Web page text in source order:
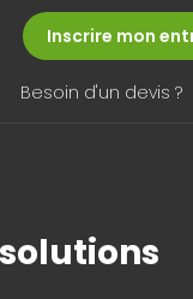
Inscrire mon
Besoin d'un devis ?